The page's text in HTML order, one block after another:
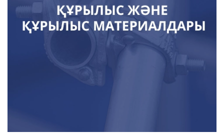
цемент, бетон
кірпіш, құрылыс блоктары
құрғақ құрылыс қоспалары
шатыр және оқшаулау
қасбеттік материалдар
қалыптар, құрылыс ағаштары